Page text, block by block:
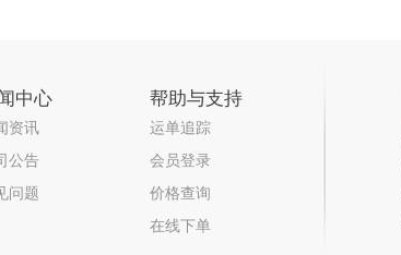
中心
资讯
公告
问题
帮助与支持
运单追踪
会员登录
价格查询
在线下单